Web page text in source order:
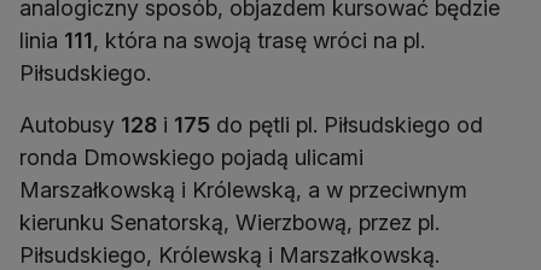
analogiczny sposób, objazdem kursować będzie
linia 111, która na swoją trasę wróci na pl.
Piłsudskiego.
Autobusy 128 i 175 do pętli pl. Piłsudskiego od
ronda Dmowskiego pojadą ulicami
Marszałkowską i Królewską, a w przeciwnym
kierunku Senatorską, Wierzbową, przez pl.
Piłsudskiego, Królewską i Marszałkowską.